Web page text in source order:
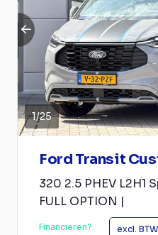
1/25
Ford Transit
320 2.5 PHEV L2H1
FULL OPTION |
Financieren? excl. BTW